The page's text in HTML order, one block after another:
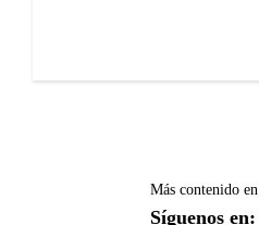
Más contenido en
Síguenos en: